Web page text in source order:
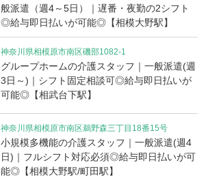
般派遣（週4～5日）｜遅番・夜勤の2シフト
◎給与即日払いが可能◎【相模大野駅】
神奈川県相模原市南区磯部1082-1
グループホームの介護スタッフ｜一般派遣(週
3日～)｜シフト固定相談可◎給与即日払いが
可能◎【相武台下駅】
神奈川県相模原市南区鵜野森三丁目18番15号
小規模多機能の介護スタッフ｜一般派遣(週4
日)｜フルシフト対応必須◎給与即日払いが可
能◎【相模大野駅/町田駅】